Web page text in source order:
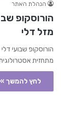
הנהלת האתר
הורוסקופ
מזל דלי
מתחזית
לחץ להמשך »